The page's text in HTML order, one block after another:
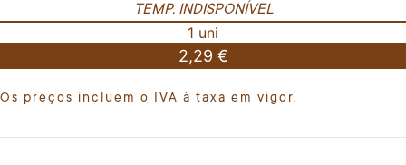
TEMP. INDISPONÍVEL
1 uni
2,29 €
Os preços incluem o IVA à taxa em vigor.